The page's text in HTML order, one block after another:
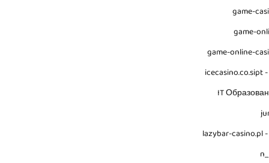
game-
game-
game-online-
icecasino.co.sipt
IT
lazybar-casino.pl